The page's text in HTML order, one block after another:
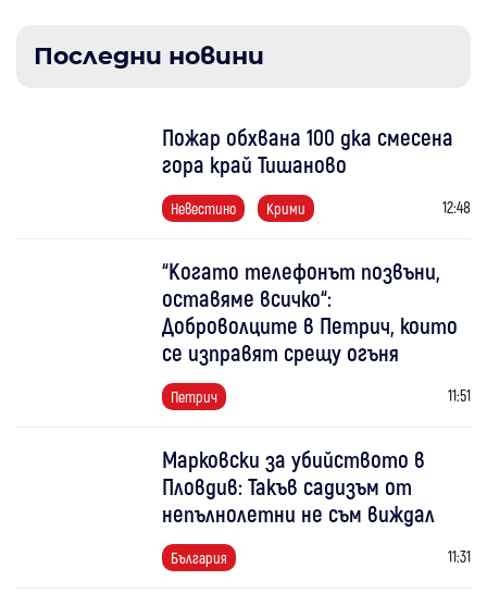
Последни новини
Пожар обхвана 100 дка смесена
гора край Тишаново
Невестино Крими 12:48
“Когато телефонът позвъни,
оставяме всичко“:
Доброволците в Петрич, които
се изправят срещу огъня
Петрич 11:51
Марковски за убийството в
Пловдив: Такъв садизъм от
непълнолетни не съм виждал
България 11:31